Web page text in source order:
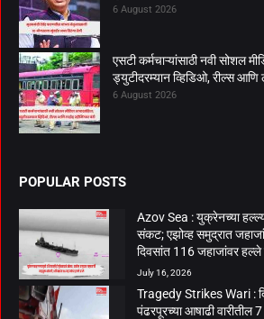
6 August 2026
एसटी कर्मचाऱ्यांसाठी नवी सोशल
ड्युटीदरम्यान व्हिडिओ, रील्स आणि
6 August 2026
POPULAR POSTS
Azov Sea : युक्रेनच्या
संकट; एझोव्ह समुद्रात
दिवसांत 116 जहाजांवर
July 16, 2026
Tragedy Strikes Wari :
पंढरपूरच्या आषाढी वारीतील